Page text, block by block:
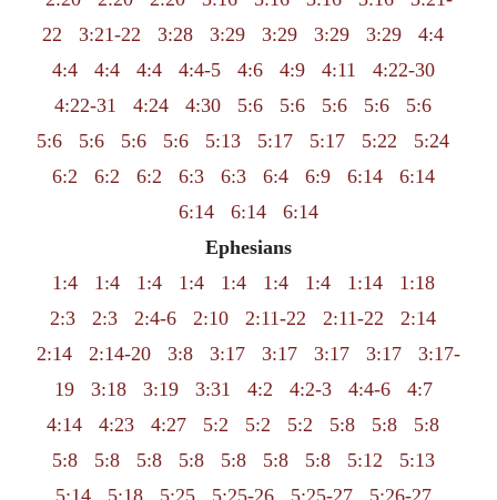
22
3:21-22 3:28 3:29 3:29 3:29 3:29
4:4
4:4
4:4 4:4 4:4-5 4:6 4:9 4:11
4:22-30
4:22-31
4:24 4:30 5:6 5:6 5:6 5:6
5:6
5:6
5:6 5:6 5:6 5:13 5:17 5:17 5:22
5:24
6:2
6:2 6:2 6:3 6:3 6:4 6:9 6:14
6:14
6:14
6:14
6:14
Ephesians
1:4
1:4 1:4 1:4 1:4 1:4 1:4 1:14
1:18
2:3
2:3 2:4-6 2:10 2:11-22 2:11-22
2:14
2:14
2:14-20 3:8 3:17 3:17 3:17 3:17
3:17-
19
3:18 3:19 3:31 4:2 4:2-3 4:4-6
4:7
4:14
4:23 4:27 5:2 5:2 5:2 5:8 5:8
5:8
5:8
5:8 5:8 5:8 5:8 5:8 5:8 5:12
5:13
5:14
5:18 5:25 5:25-26 5:25-27 5:26-27